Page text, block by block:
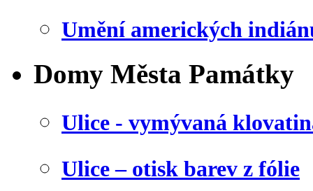
Umění amerických
Domy Města Památky
Ulice - vymývaná
Ulice – otisk barev z fólie